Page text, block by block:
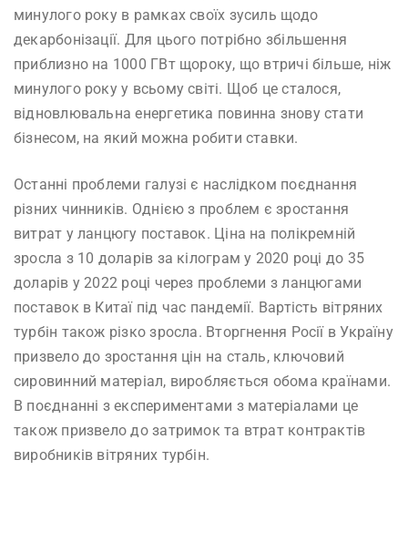
минулого року в рамках своїх зусиль щодо
декарбонізації. Для цього потрібно збільшення
приблизно на 1000 ГВт щороку, що втричі більше, ніж
минулого року у всьому світі. Щоб це сталося,
відновлювальна енергетика повинна знову стати
бізнесом, на який можна робити ставки.
Останні проблеми галузі є наслідком поєднання
різних чинників. Однією з проблем є зростання
витрат у ланцюгу поставок. Ціна на полікремній
зросла з 10 доларів за кілограм у 2020 році до 35
доларів у 2022 році через проблеми з ланцюгами
поставок в Китаї під час пандемії. Вартість вітряних
турбін також різко зросла. Вторгнення Росії в Україну
призвело до зростання цін на сталь, ключовий
сировинний матеріал, виробляється обома країнами.
В поєднанні з експериментами з матеріалами це
також призвело до затримок та втрат контрактів
виробників вітряних турбін.